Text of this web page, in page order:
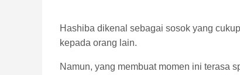
Hashiba dikenal sebagai sosok yang
kepada orang lain.
Namun, yang membuat momen ini terasa